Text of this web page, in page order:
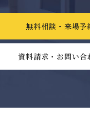
無料相談・来場予
資料請求・お問い合